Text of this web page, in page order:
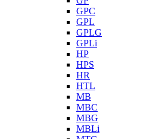
GPC
GPL
GPLG
GPLi
HP
HPS
HR
HTL
MB
MBC
MBG
MBLi